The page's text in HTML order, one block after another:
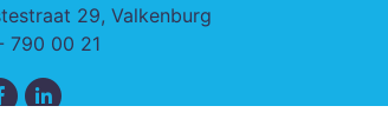
29, Valkenburg
790 00 21